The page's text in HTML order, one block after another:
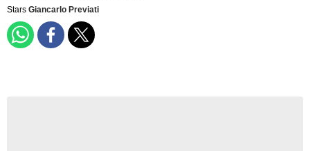
Stars Giancarlo Previati